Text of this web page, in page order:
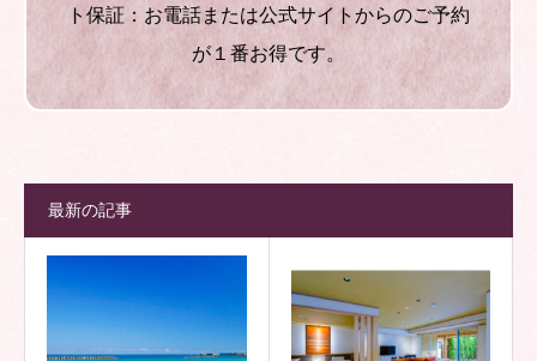
ト保証：お電話または公式サイトからのご予約
が１番お得です。
最新の記事